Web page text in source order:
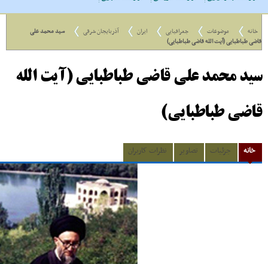
خانه موضوعات جغرافیایی ایران آذربایجان شرقی
سید محمد علی
قاضی طباطبایی (آیت الله قاضی طباطبایی)
سید محمد علی قاضی طباطبایی (آیت الله
قاضی طباطبایی)
خانه جزئیات تصاویر نظرات کاربران